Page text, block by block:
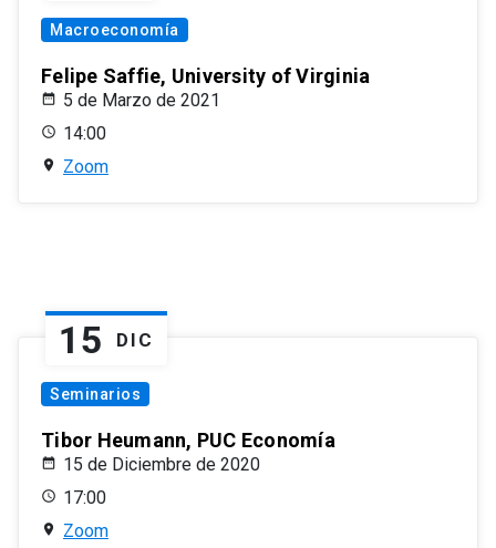
Macroeconomía
Felipe Saffie, University of Virginia
5 de Marzo de 2021
14:00
Zoom
15 DIC
Seminarios
Tibor Heumann, PUC Economía
15 de Diciembre de 2020
17:00
Zoom